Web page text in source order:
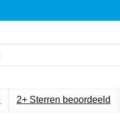
2+ Sterren beoordeeld